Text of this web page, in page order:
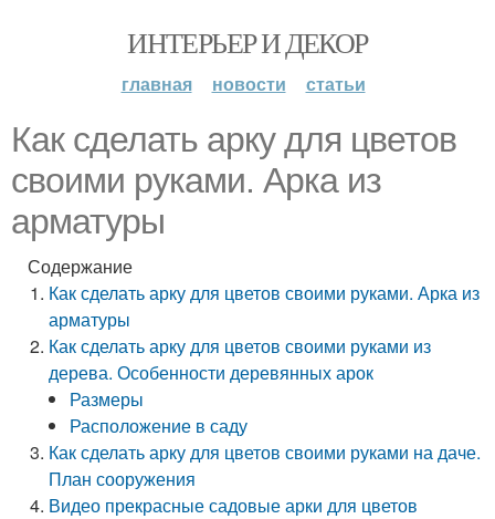
ИНТЕРЬЕР И ДЕКОР
главная новости статьи
Как сделать арку для цветов
своими руками. Арка из
арматуры
Содержание
Как сделать арку для цветов своими руками. Арка из
арматуры
Как сделать арку для цветов своими руками из
дерева. Особенности деревянных арок
Размеры
Расположение в саду
Как сделать арку для цветов своими руками на даче.
План сооружения
Видео прекрасные садовые арки для цветов